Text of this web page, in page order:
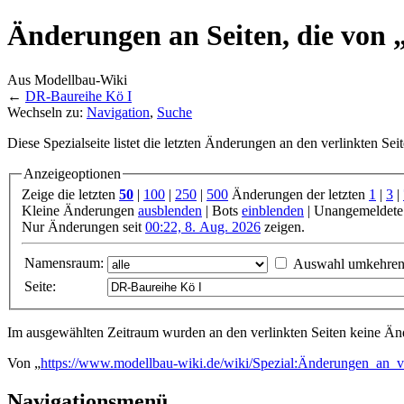
Änderungen an Seiten, die
Aus Modellbau-Wiki
← DR-Baureihe Kö I
Wechseln zu: Navigation, Suche
Diese Spezialseite listet die letzten Änderungen an den verlinkten
Anzeigeoptionen
Zeige die letzten 50 100 250 500 Änderungen der letzten 1 3
Kleine Änderungen ausblenden | Bots einblenden |
Nur Änderungen seit00:22, 8. Aug. 2026 zeigen.
Namensraum:
Auswahl umkehren
Seite:
Im ausgewählten Zeitraum wurden an den verlinkten Seiten keine
Von „https://www.modellbau-wiki.de/wiki/